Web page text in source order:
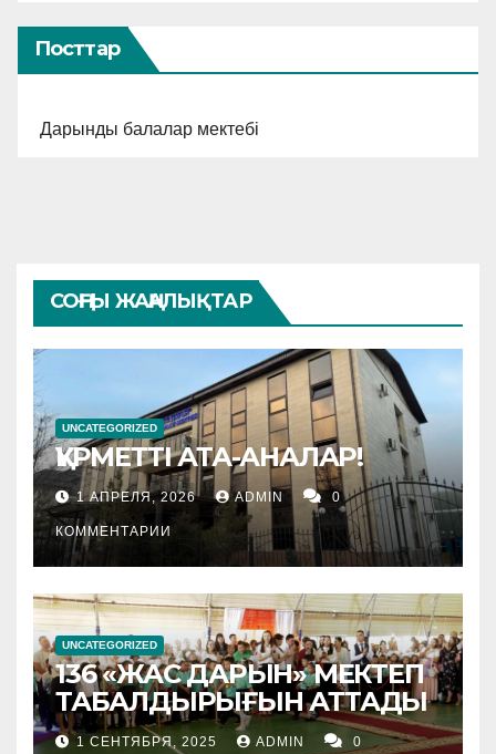
Посттар
Дарынды балалар мектебі
СОҢҒЫ ЖАҢАЛЫҚТАР
UNCATEGORIZED
ҚҰРМЕТТІ АТА-АНАЛАР!
1 АПРЕЛЯ, 2026 ADMIN 0
КОММЕНТАРИИ
UNCATEGORIZED
136 «ЖАС ДАРЫН» МЕКТЕП
ТАБАЛДЫРЫҒЫН АТТАДЫ
1 СЕНТЯБРЯ, 2025 ADMIN 0